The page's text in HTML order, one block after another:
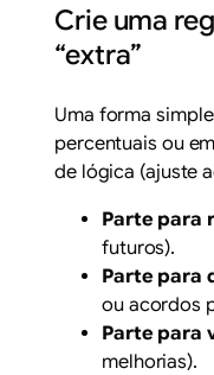
Crie uma
“extra”
Uma forma
percentuais ou
de lógica (ajuste
Parte para
futuros).
Parte para
ou acordos
Parte para
melhorias).